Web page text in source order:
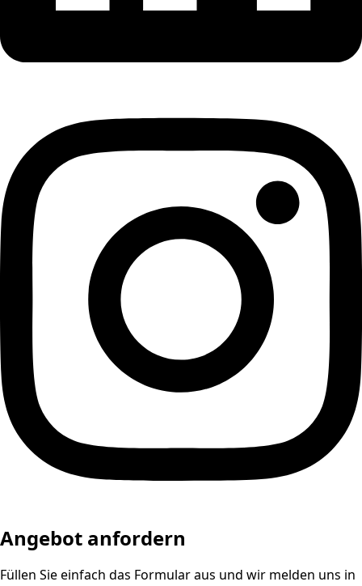
Angebot anfordern
Füllen Sie einfach das Formular aus und wir melden uns in